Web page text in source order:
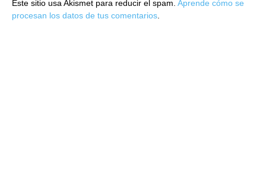
Este sitio usa Akismet para reducir el spam. Aprende cómo se
procesan los datos de tus comentarios.